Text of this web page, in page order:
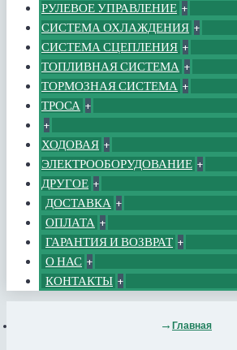
РУЛЕВОЕ УПРАВЛЕНИЕ +
СИСТЕМА ОХЛАЖДЕНИЯ +
СИСТЕМА СЦЕПЛЕНИЯ +
ТОПЛИВНАЯ СИСТЕМА +
ТОРМОЗНАЯ СИСТЕМА +
ТРОСА +
+
ХОДОВАЯ +
ЭЛЕКТРООБОРУДОВАНИЕ +
ДРУГОЕ +
ДОСТАВКА +
ОПЛАТА +
ГАРАНТИЯ И ВОЗВРАТ +
О НАС +
КОНТАКТЫ +
Главная